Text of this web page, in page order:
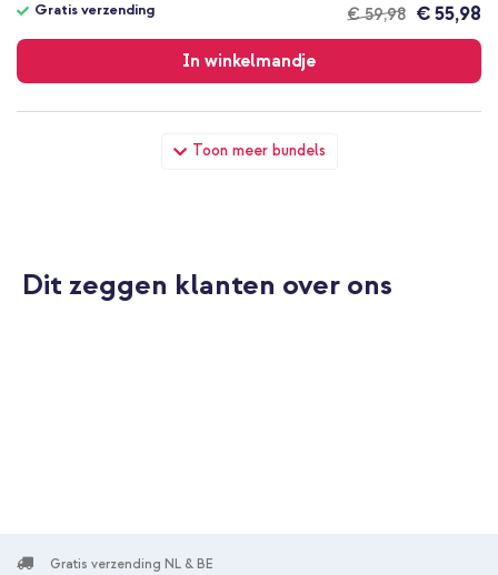
Toon meer bundels
€ 59,98
Gratis verzending € 55,98
In winkelmandje
verzending
imoshion Laptop Cover Apple MacBook Air 15 inch (2023 /
2024 M3 / 2025 M4 / 2026 M5) - Frosted + Originele USB-C
Dit zeggen klanten over ons
Gratis verzending NL & BE